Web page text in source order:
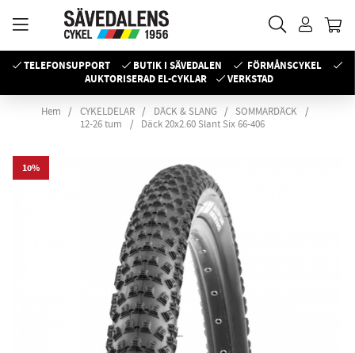
TELEFONSUPPORT BUTIK I SÄVEDALEN
FÖRMÅNSCYKEL
AUKTORISERAD EL-CYKLAR
VERKSTAD
Hem CYKELDELAR DÄCK & SLANG
SOMMARDÄCK
12-26 tum
Däck 20x2.60 Slant Six 66-406
10